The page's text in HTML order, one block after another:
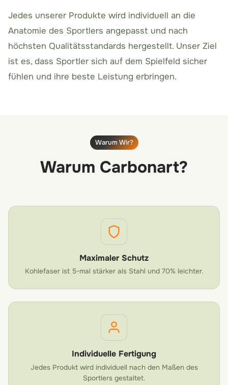
Jedes unserer Produkte wird individuell an die
Anatomie des Sportlers angepasst und nach
höchsten Qualitätsstandards hergestellt. Unser Ziel
ist es, dass Sportler sich auf dem Spielfeld sicher
fühlen und ihre beste Leistung erbringen.
Warum Wir?
Warum Carbonart?
Maximaler Schutz
Kohlefaser ist 5-mal stärker als Stahl und 70% leichter.
Individuelle Fertigung
Jedes Produkt wird individuell nach den Maßen des
Sportlers gestaltet.